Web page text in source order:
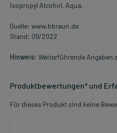
Isopropyl Alcohol, Aqua.
Quelle: www.bbraun.de
Stand: 09/2022
Hinweis: Weiterführende Angaben
Produktbewertungen* und
Für dieses Produkt sind keine